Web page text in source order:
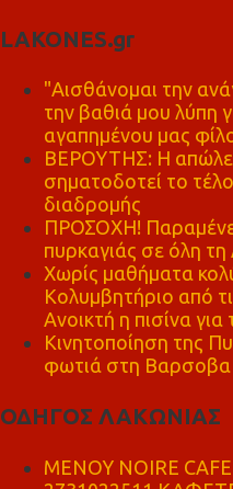
LAKONES.gr
"Αισθάνομαι την
την βαθιά μου λύπη
αγαπημένου μας
ΒΕΡΟΥΤΗΣ: Η
σηματοδοτεί το
διαδρομής
ΠΡΟΣΟΧΗ!
πυρκαγιάς σε όλη
Χωρίς μαθήματα
Κολυμβητήριο από
Ανοικτή η πισίνα για
Κινητοποίηση της
φωτιά στη Βαρσοβα
ΟΔΗΓΟΣ ΛΑΚΩΝΙΑΣ
MENOY NOIRE